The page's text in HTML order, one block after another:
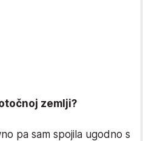
zemlji?
pa sam spojila ugodno s